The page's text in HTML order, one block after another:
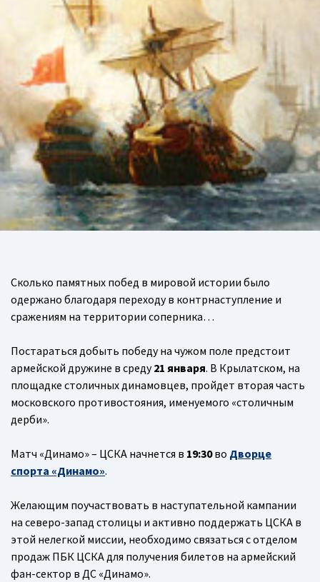
Сколько памятных побед в мировой истории было
одержано благодаря переходу в контрнаступление и
сражениям на территории соперника…
Постараться добыть победу на чужом поле предстоит
армейской дружине в среду21 января. В Крылатском, на
площадке столичных динамовцев, пройдет вторая часть
московского противостояния, именуемого «столичным
дерби».
Матч «Динамо» – ЦСКА начнется в 19:30во Дворце
спорта «Динамо».
Желающим поучаствовать в наступательной кампании
на северо-запад столицы и активно поддержать ЦСКА в
этой нелегкой миссии, необходимо связаться с отделом
продаж ПБК ЦСКА для получения билетов на армейский
фан-сектор в ДС «Динамо».